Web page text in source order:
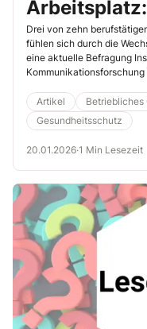
Thema aus
Drei von zehn
fühlen sich durch die
eine aktuelle Befragung
stark, jede Sechste
sprechen ungern mit dem
Unterstützung anzubieten.
Artikel
Betriebliches
Gesundheitsschutz
20.01.2026·1 Min Lesezeit